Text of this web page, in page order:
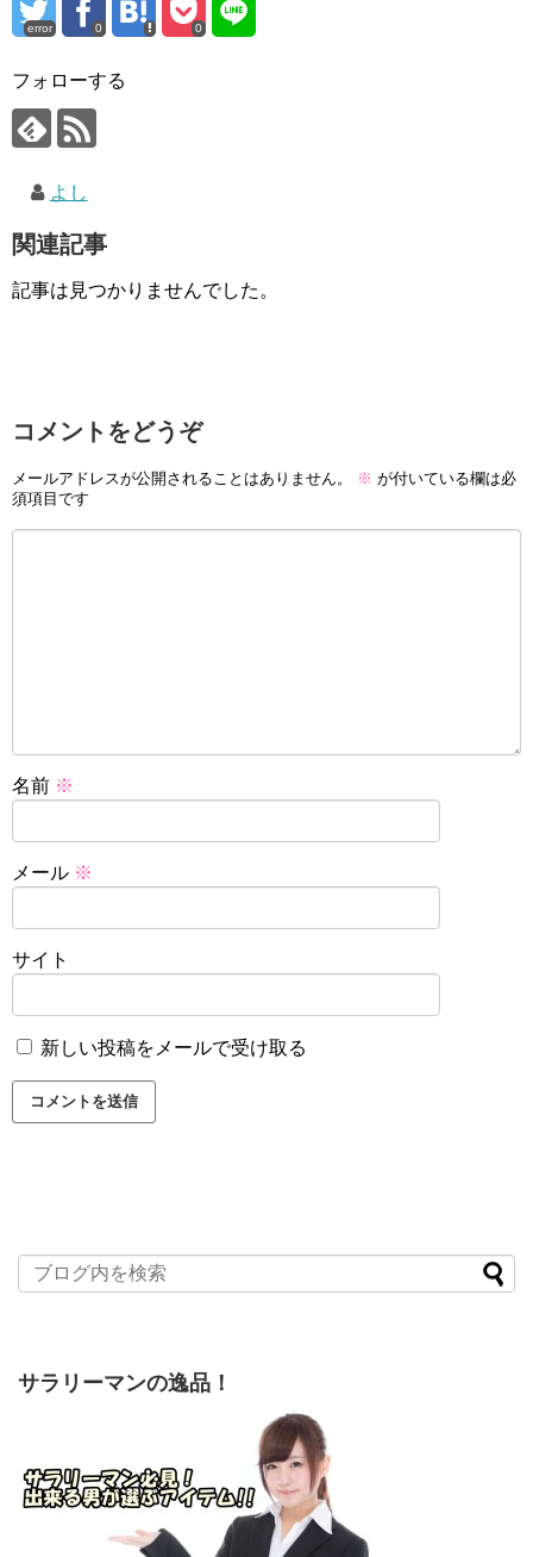
error 0 0
フォローする
よし
関連記事
記事は見つかりませんでした。
コメントをどうぞ
メールアドレスが公開されることはありません。 ※ が付いている欄は必
須項目です
名前 ※
メール ※
サイト
新しい投稿をメールで受け取る
サラリーマンの逸品！